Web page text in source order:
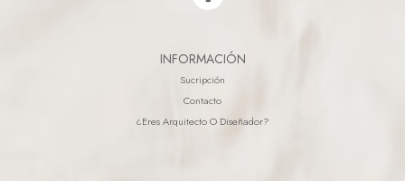
INFORMACIÓN
Sucripción
Contacto
¿eres Arquitecto O Diseñador?